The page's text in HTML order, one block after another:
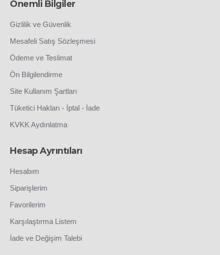
Önemli Bilgiler
Gizlilik ve Güvenlik
Mesafeli Satış Sözleşmesi
Ödeme ve Teslimat
Ön Bilgilendirme
Site Kullanım Şartları
Tüketici Hakları - İptal - İade
KVKK Aydınlatma
Hesap Ayrıntıları
Hesabım
Siparişlerim
Favorilerim
Karşılaştırma Listem
İade ve Değişim Talebi